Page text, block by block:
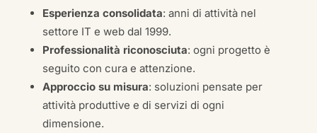
Esperienza consolidata: anni di attività nel
settore IT e web dal 1999.
Professionalità riconosciuta: ogni progetto è
seguito con cura e attenzione.
Approccio su misura: soluzioni pensate per
attività produttive e di servizi di ogni
dimensione.